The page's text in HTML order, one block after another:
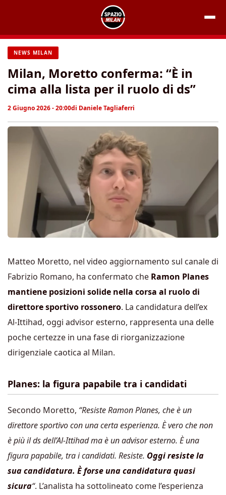
contenuto
NEWS MILAN
Milan, Moretto conferma: “È in
cima alla lista per il ruolo di ds”
2 Giugno 2026 - 20:00di Daniele Tagliaferri
Matteo Moretto, nel video aggiornamento sul canale di
Fabrizio Romano, ha confermato che Ramon Planes
mantiene posizioni solide nella corsa al ruolo di
direttore sportivo rossonero. La candidatura dell’ex
Al-Ittihad, oggi advisor esterno, rappresenta una delle
poche certezze in una fase di riorganizzazione
dirigenziale caotica al Milan.
Planes: la figura papabile tra i candidati
Secondo Moretto, “Resiste Ramon Planes, che è un
direttore sportivo con una certa esperienza. È vero che non
è più il ds dell’Al-Ittihad ma è un advisor esterno. È una
figura papabile, tra i candidati. Resiste. Oggi resiste la
sua candidatura. È forse una candidatura quasi
sicura“. L’analista ha sottolineato come l’esperienza